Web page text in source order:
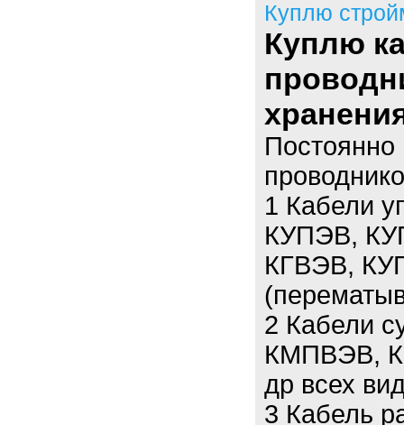
Куплю
Куплю
Постоянно
1 Кабели
КУПЭВ,
КГВЭВ,
2 Кабели
КМПВЭВ,
др всех
3 Кабель